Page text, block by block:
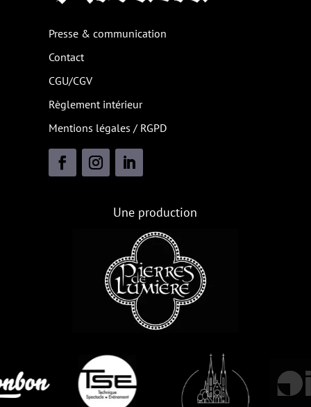
Presse & communication
Contact
CGU/CGV
Règlement intérieur
Mentions légales / RGPD
Une production